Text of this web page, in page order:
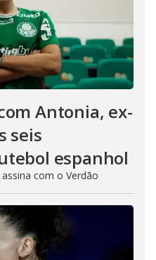
Antonia, ex-
seis
espanhol
com o Verdão